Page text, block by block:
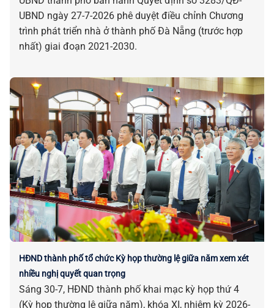
UBND ngày 27-7-2026 phê duyệt điều chỉnh Chương
trình phát triển nhà ở thành phố Đà Nẵng (trước hợp
nhất) giai đoạn 2021-2030.
HĐND thành phố tổ chức Kỳ họp thường lệ giữa năm xem xét
nhiều nghị quyết quan trọng
Sáng 30-7, HĐND thành phố khai mạc kỳ họp thứ 4
(Kỳ họp thường lệ giữa năm), khóa XI, nhiệm kỳ 2026-